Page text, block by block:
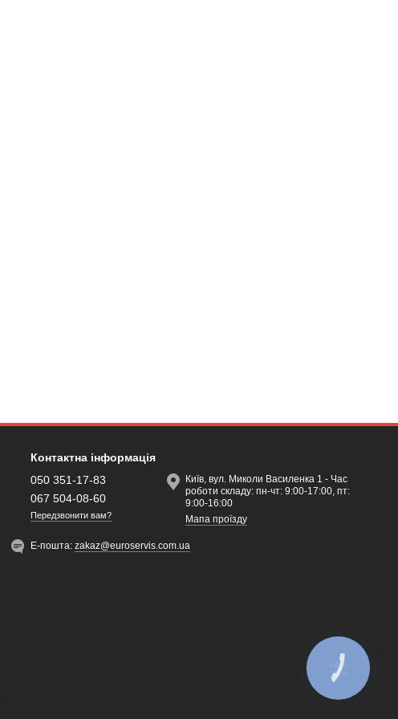
Контактна інформація
050 351-17-83
067 504-08-60
Передзвонити вам?
Київ, вул. Миколи Василенка 1 - Час
роботи складу: пн-чт: 9:00-17:00, пт:
9:00-16:00
Мапа проїзду
Е-пошта:zakaz@euroservis.com.ua
КНОПКА
ЗВ'ЯЗКУ